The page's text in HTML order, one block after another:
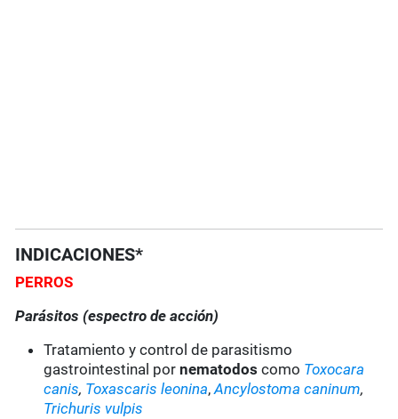
INDICACIONES*
PERROS
Parásitos (espectro de acción)
Tratamiento y control de parasitismo
gastrointestinal pornematodos como Toxocara
canis, Toxascaris leonina,Ancylostoma caninum,
Trichuris vulpis